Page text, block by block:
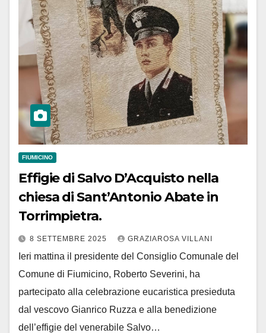
FIUMICINO
Effigie di Salvo D’Acquisto nella
chiesa di Sant’Antonio Abate in
Torrimpietra.
8 SETTEMBRE 2025 GRAZIAROSA VILLANI
Ieri mattina il presidente del Consiglio Comunale del
Comune di Fiumicino, Roberto Severini, ha
partecipato alla celebrazione eucaristica presieduta
dal vescovo Gianrico Ruzza e alla benedizione
dell’effigie del venerabile Salvo…